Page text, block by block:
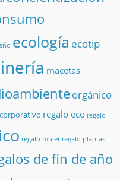
ecología ecotip
macetas
orgánico
regalo eco regalo
regalo mujer regalo plantas
de fin de año